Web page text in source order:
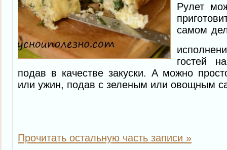
Рулет
самом
гостей
подав в качестве закуски. А можно
или ужин, подав с зеленым или овощным
Прочитать остальную часть записи »